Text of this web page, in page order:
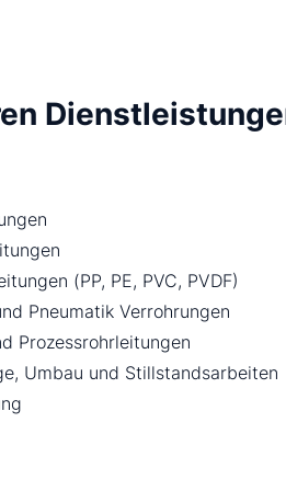
(PP, PE, PVC, PVDF)
Pneumatik Verrohrungen
Prozessrohrleitungen
Umbau und Stillstandsarbeiten